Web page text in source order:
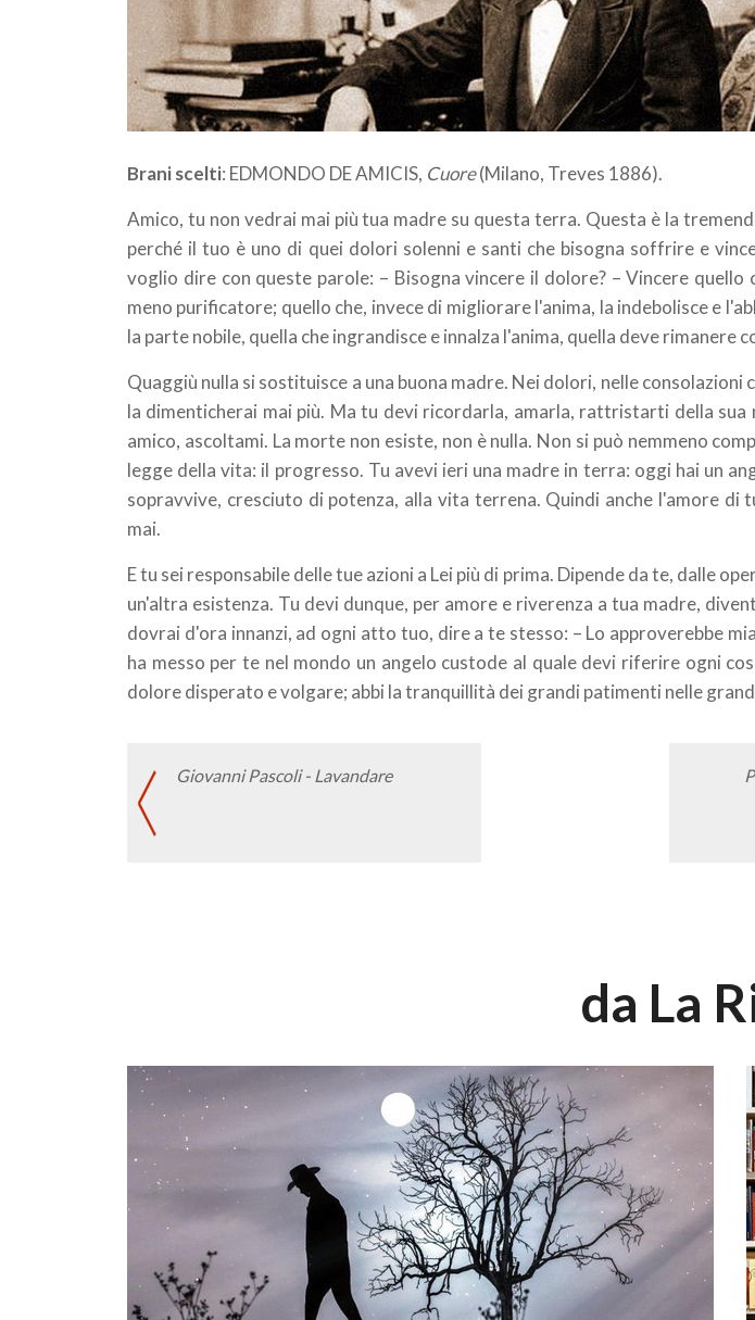
Brani scelti: EDMONDO DE AMICIS, Cuore(Milano, Treves 1886).
Amico, tu non vedrai mai più tua madre su questa terra. Questa è la
perché il tuo è uno di quei dolori solenni e santi che bisogna soffrire e
voglio dire con queste parole: – Bisogna vincere il dolore? – Vincere quello
meno purificatore; quello che, invece di migliorare l'anima, la indebolisce e
la parte nobile, quella che ingrandisce e innalza l'anima, quella deve rimanere
Quaggiù nulla si sostituisce a una buona madre. Nei dolori, nelle consolazioni
la dimenticherai mai più. Ma tu devi ricordarla, amarla, rattristarti della sua
amico, ascoltami. La morte non esiste, non è nulla. Non si può nemmeno
legge della vita: il progresso. Tu avevi ieri una madre in terra: oggi hai un
sopravvive, cresciuto di potenza, alla vita terrena. Quindi anche l'amore di
mai.
E tu sei responsabile delle tue azioni a Lei più di prima. Dipende da te, dalle
un'altra esistenza. Tu devi dunque, per amore e riverenza a tua madre,
dovrai d'ora innanzi, ad ogni atto tuo, dire a te stesso: – Lo approverebbe
ha messo per te nel mondo un angelo custode al quale devi riferire ogni
dolore disperato e volgare; abbi la tranquillità dei grandi patimenti nelle
Giovanni Pascoli - Lavandare
da La